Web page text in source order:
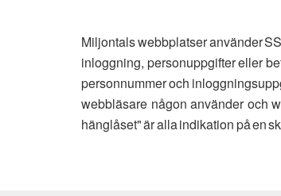
Miljontals webbplatser använder
inloggning, personuppgifter eller
personnummer och
webbläsare någon använder och
hänglåset" är alla indikation på en